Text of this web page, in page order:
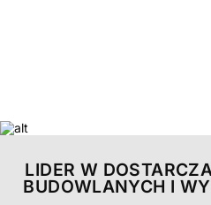
LIDER W
BUDOWLANYCH I